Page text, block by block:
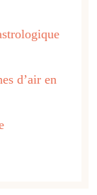
d’air en